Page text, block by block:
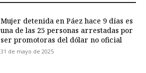
Mujer detenida en Páez hace 9 días es
una de las 25 personas arrestadas por
ser promotoras del dólar no oficial
31 de mayo de 2025